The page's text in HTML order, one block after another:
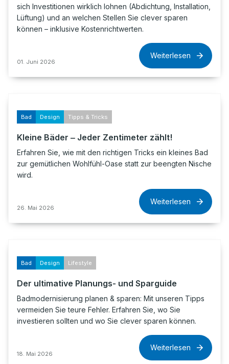
sich Investitionen wirklich lohnen (Abdichtung, Installation,
Lüftung) und an welchen Stellen Sie clever sparen
können – inklusive Kostenrichtwerten.
01. Juni 2026
Weiterlesen
Bad Design Tipps & Tricks
Kleine Bäder ‒ Jeder Zentimeter zählt!
Erfahren Sie, wie mit den richtigen Tricks ein kleines Bad
zur gemütlichen Wohlfühl-Oase statt zur beengten Nische
wird.
26. Mai 2026
Weiterlesen
Bad Design Lifestyle
Der ultimative Planungs- und Sparguide
Badmodernisierung planen & sparen: Mit unseren Tipps
vermeiden Sie teure Fehler. Erfahren Sie, wo Sie
investieren sollten und wo Sie clever sparen können.
18. Mai 2026
Weiterlesen